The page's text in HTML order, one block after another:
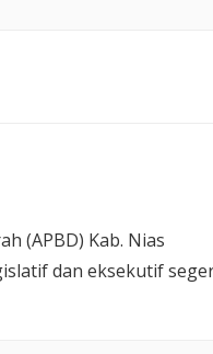
(APBD) Kab. Nias
dan eksekutif